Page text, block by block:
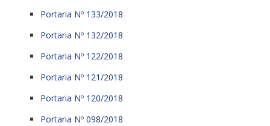
Portaria Nº 133/2018
Portaria Nº 132/2018
Portaria Nº 122/2018
Portaria Nº 121/2018
Portaria Nº 120/2018
Portaria Nº 098/2018